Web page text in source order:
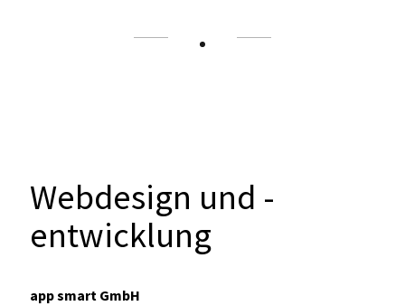
Webdesign und -
entwicklung
app smart GmbH